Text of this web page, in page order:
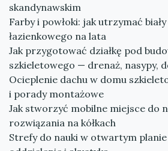
skandynawskim
Farby i powłoki: jak utrzymać
łazienkowego na lata
Jak przygotować działkę pod
szkieletowego — drenaż, nasypy,
Ocieplenie dachu w domu
i porady montażowe
Jak stworzyć mobilne miejsce do
rozwiązania na kółkach
Strefy do nauki w otwartym planie